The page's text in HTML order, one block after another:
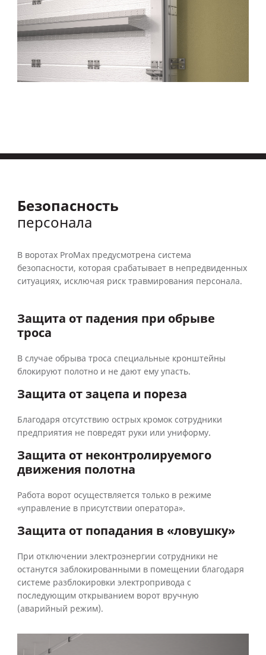
Безопасность
персонала
В воротах ProMax предусмотрена система
безопасности, которая срабатывает в непредвиденных
ситуациях, исключая риск травмирования персонала.
Защита от падения при обрыве
троса
В случае обрыва троса специальные кронштейны
блокируют полотно и не дают ему упасть.
Защита от зацепа и пореза
Благодаря отсутствию острых кромок сотрудники
предприятия не повредят руки или униформу.
Защита от неконтролируемого
движения полотна
Работа ворот осуществляется только в режиме
«управление в присутствии оператора».
Защита от попадания в «ловушку»
При отключении электроэнергии сотрудники не
останутся заблокированными в помещении благодаря
системе разблокировки электропривода с
последующим открыванием ворот вручную
(аварийный режим).